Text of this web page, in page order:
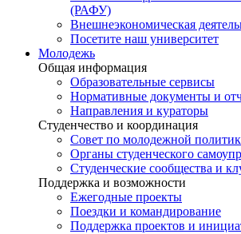
(РАФУ)
Внешнеэкономическая
Посетите наш университет
Молодежь
Общая информация
Образовательные сервисы
Нормативные документы и
Направления и кураторы
Студенчество и координация
Совет по молодежной
Органы студенческого
Студенческие сообщества и
Поддержка и возможности
Ежегодные проекты
Поездки и командирование
Поддержка проектов и